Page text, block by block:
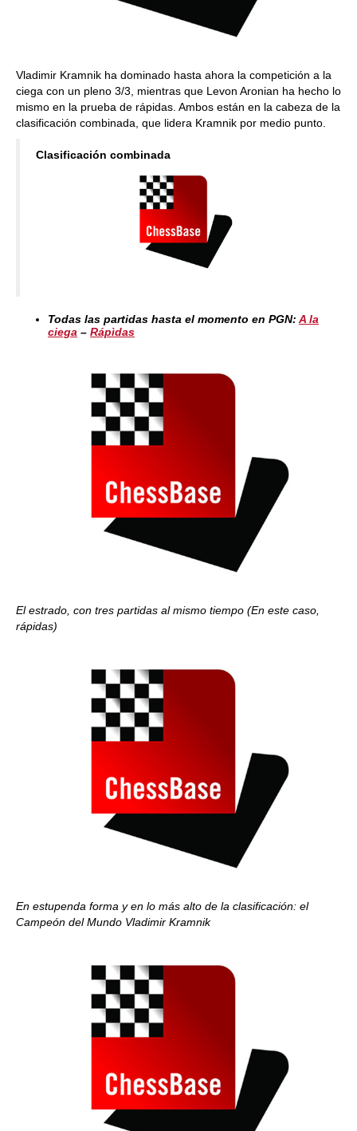
Vladimir Kramnik ha dominado hasta ahora la competición a la
ciega con un pleno 3/3, mientras que Levon Aronian ha hecho lo
mismo en la prueba de rápidas. Ambos están en la cabeza de la
clasificación combinada, que lidera Kramnik por medio punto.
Clasificación combinada
Todas las partidas hasta el momento en PGN: A la
ciega – Rápìdas
El estrado, con tres partidas al mismo tiempo (En este caso,
rápidas)
En estupenda forma y en lo más alto de la clasificación: el
Campeón del Mundo Vladimir Kramnik